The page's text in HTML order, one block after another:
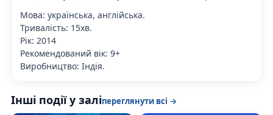
Мова: українська, англійська.
Тривалість: 15хв.
Рік: 2014
Рекомендований вік: 9+
Виробництво: Індія.
Інші події у заліпереглянути всі →